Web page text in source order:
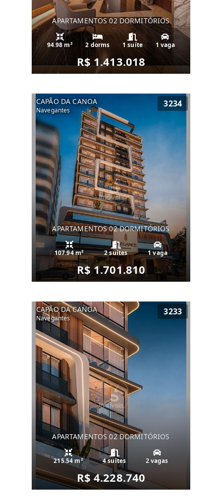
APARTAMENTOS 02 DORMITÓRIOS
94.98 m² 2 dorms 1 suíte 1 vaga
R$ 1.413.018
CAPÃO DA CANOA
Navegantes
3234
APARTAMENTOS 02 DORMITÓRIOS
107.94 m² 2 suítes 1 vaga
R$ 1.701.810
CAPÃO DA CANOA
Navegantes
3233
APARTAMENTOS 02 DORMITÓRIOS
215.54 m² 4 suítes 2 vagas
R$ 4.228.740